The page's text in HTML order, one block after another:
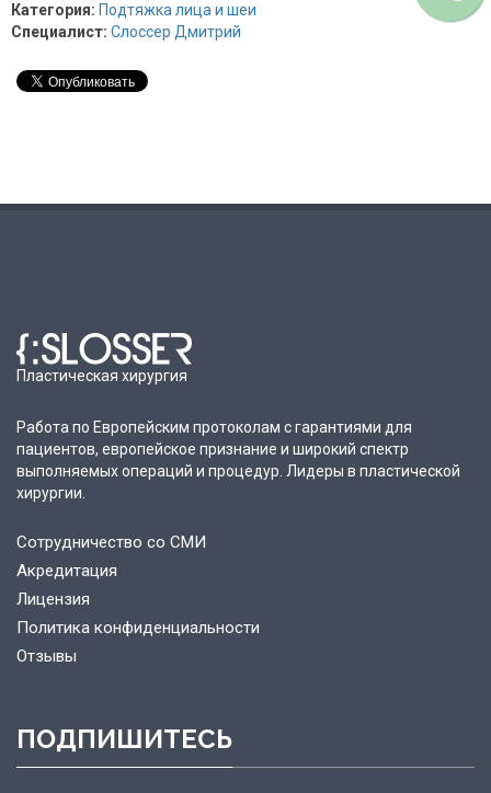
Категория: Подтяжка лица и шеи
Специалист: Слоссер Дмитрий
Пластическая хирургия
Работа по Европейским протоколам с гарантиями для
пациентов, европейское признание и широкий спектр
выполняемых операций и процедур. Лидеры в пластической
хирургии.
Сотрудничество со СМИ
Акредитация
Лицензия
Политика конфиденциальности
Отзывы
ПОДПИШИТЕСЬ